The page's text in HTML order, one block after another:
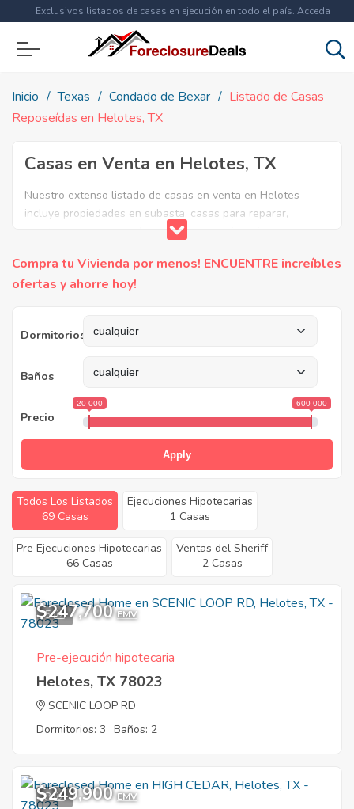
Exclusivos listados de casas en ejecución en todo el país. Acceda
ahora a
Inicio Texas Condado de Bexar
Listado de Casas
Reposeídas en Helotes, TX
Casas en Venta en Helotes, TX
Nuestro extenso listado de casas en venta en Helotes
incluye propiedades en subasta, casas para reparar,
apartamentos reposeidos por el banco, ejecuciones
que necesita y aproveche estas increibles ofertas en Bienes
Raíces en Helotes, Texas.
Compra tu Vivienda por menos! ENCUENTRE increíbles
ofertas y ahorre hoy!
Dormitorios
Baños
Precio
20 000 600 000
Apply
Todos Los Listados
69 Casas
Ejecuciones Hipotecarias
1 Casas
Pre Ejecuciones Hipotecarias
66 Casas
Ventas del Sheriff
2 Casas
5
$247,700 EMV
Pre-ejecución hipotecaria
Helotes, TX 78023
SCENIC LOOP RD
Dormitorios: 3 Baños: 2
8
$249,900 EMV